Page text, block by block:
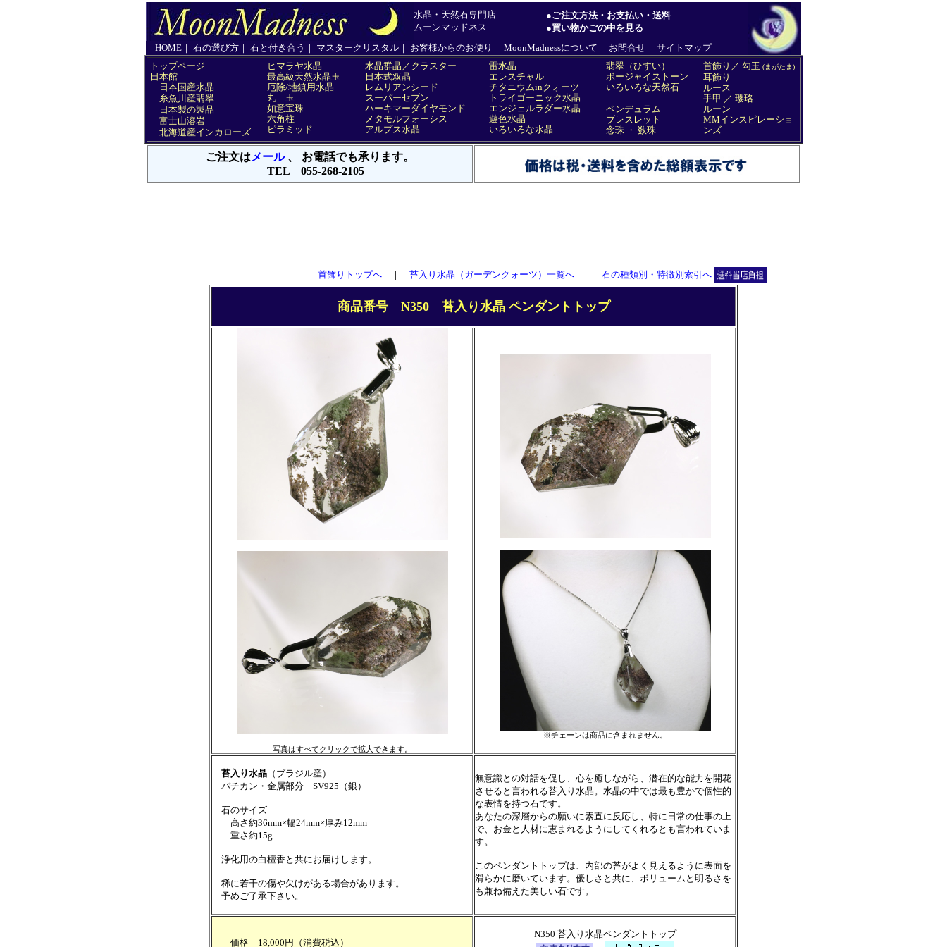
首飾りトップへ ｜ 苔入り水晶（ガーデンクォーツ）一覧へ ｜ 石の種類別・特徴別索引へ
商品番号 N350 苔入り水晶 ペンダントトップ
写真はすべてクリックで拡大できます。
※チェーンは商品に含まれません。
苔入り水晶 （ブラジル産）
バチカン・金属部分 SV925（銀）
石のサイズ
高さ約36mm×幅24mm×厚み12mm
重さ約15g
浄化用の白檀香と共にお届けします。
稀に若干の傷や欠けがある場合があります。
予めご了承下さい。
無意識との対話を促し、心を癒しながら、潜在的な能力を開花
させると言われる苔入り水晶。水晶の中では最も豊かで個性的
な表情を持つ石です。
あなたの深層からの願いに素直に反応し、特に日常の仕事の上
で、お金と人材に恵まれるようにしてくれるとも言われていま
す。
このペンダントトップは、内部の苔がよく見えるように表面を
滑らかに磨いています。優しさと共に、ボリュームと明るさを
も兼ね備えた美しい石です。
価格 18,000円（消費税込）
N350 苔入り水晶ペンダントトップ